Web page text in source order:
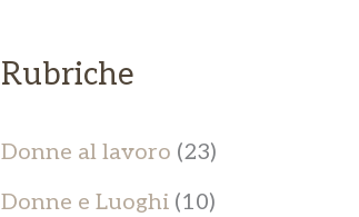
Rubriche
Donne al lavoro (23)
Donne e Luoghi (10)